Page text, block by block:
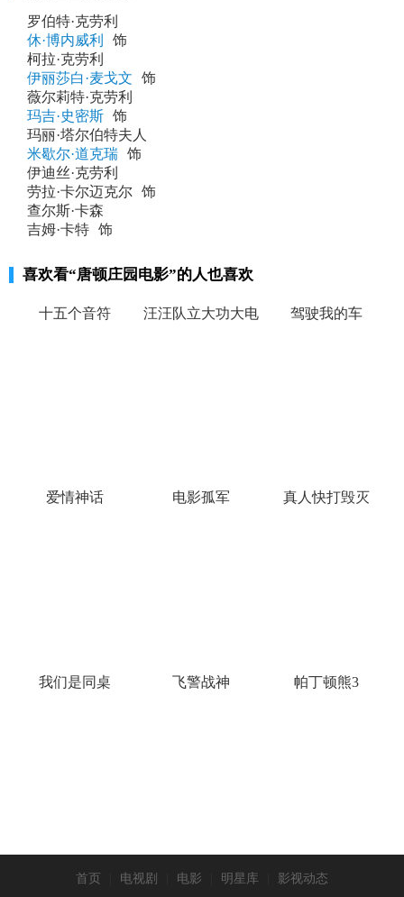
罗伯特·克劳利
休·博内威利
饰
柯拉·克劳利
伊丽莎白·麦戈文
饰
薇尔莉特·克劳利
玛吉·史密斯 饰
玛丽·塔尔伯特夫人
米歇尔·道克瑞 饰
伊迪丝·克劳利
劳拉·卡尔迈克尔 饰
查尔斯·卡森
吉姆·卡特 饰
喜欢看“唐顿庄园电影”的人也喜欢
十五个音符
汪汪队立大功大电
驾驶我的车
爱情神话 电影孤军 真人快打毁灭
我们是同桌 飞警战神 帕丁顿熊3
首页 电视剧 电影 明星库 影视动态